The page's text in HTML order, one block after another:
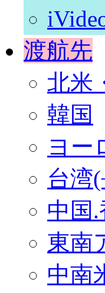
渡航先
北米
韓国
ヨー
台湾
中国
東南
中南